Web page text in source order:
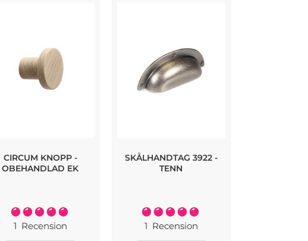
CIRCUM KNOPP -
OBEHANDLAD EK
Rating:
1 Recension
SKÅLHANDTAG 3922 -
TENN
Rating:
1 Recension